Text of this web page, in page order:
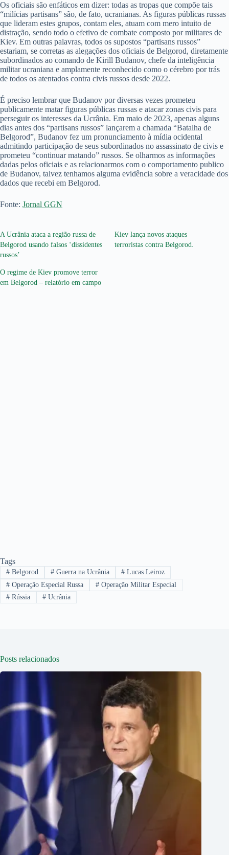
Os oficiais são enfáticos em dizer: todas as tropas que compõe tais
“milícias partisans” são, de fato, ucranianas. As figuras públicas russas
que lideram estes grupos, contam eles, atuam com mero intuito de
distração, sendo todo o efetivo de combate composto por militares de
Kiev. Em outras palavras, todos os supostos “partisans russos”
estariam, se corretas as alegações dos oficiais de Belgorod, diretamente
subordinados ao comando de Kirill Budanov, chefe da inteligência
militar ucraniana e amplamente reconhecido como o cérebro por trás
de todos os atentados contra civis russos desde 2022.
É preciso lembrar que Budanov por diversas vezes prometeu
publicamente matar figuras públicas russas e atacar zonas civis para
perseguir os interesses da Ucrânia. Em maio de 2023, apenas alguns
dias antes dos “partisans russos” lançarem a chamada “Batalha de
Belgorod”, Budanov fez um pronunciamento à mídia ocidental
admitindo participação de seus subordinados no assassinato de civis e
prometeu “continuar matando” russos. Se olharmos as informações
dadas pelos oficiais e as relacionarmos com o comportamento publico
de Budanov, talvez tenhamos alguma evidência sobre a veracidade dos
dados que recebi em Belgorod.
Fonte: Jornal GGN
A Ucrânia ataca a região russa de
Belgorod usando falsos ‘dissidentes
russos’
Kiev lança novos ataques
terroristas contra Belgorod.
O regime de Kiev promove terror
em Belgorod – relatório em campo
Tags
#Belgorod #Guerra na Ucrânia # Lucas Leiroz
#Operação Especial Russa #Operação Militar Especial
#Rússia #Ucrânia
Posts relacionados